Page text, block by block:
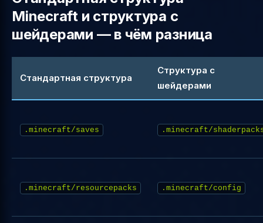
Minecraft и структура с
шейдерами — в чём разница
Стандартная структура
Структура с
шейдерами
.minecraft/saves .minecraft/
.minecraft/resourcepacks .minecraft/config